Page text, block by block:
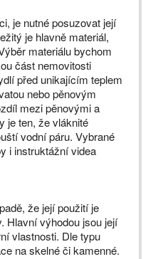
je nutné posuzovat její
je hlavně materiál,
materiálu bychom
část nemovitosti
před unikajícím teplem
nebo pěnovým
mezi pěnovými a
je ten, že vláknité
vodní páru. Vybrané
i instruktážní videa
že její použití je
Hlavní výhodou jsou její
vlastnosti. Dle typu
na skelné či kamenné.